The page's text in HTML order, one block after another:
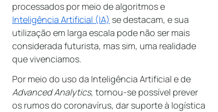
processados por meio de algoritmos e
Inteligência Artificial (IA) se destacam, e sua
utilização em larga escala pode não ser mais
considerada futurista, mas sim, uma realidade
que vivenciamos.
Por meio do uso da Inteligência Artificial e de
Advanced Analytics, tornou-se possível prever
os rumos do coronavírus, dar suporte à logística